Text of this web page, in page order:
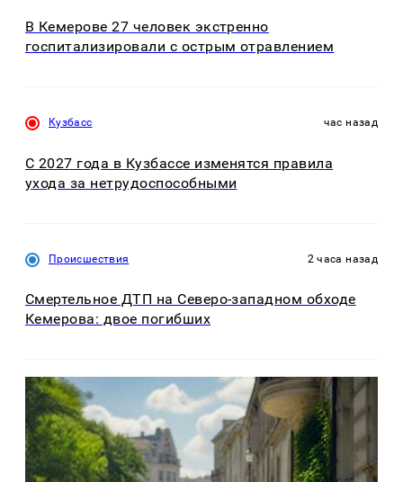
В Кемерове 27 человек экстренно
госпитализировали с острым отравлением
Кузбасс час назад
С 2027 года в Кузбассе изменятся правила
ухода за нетрудоспособными
Происшествия 2 часа назад
Смертельное ДТП на Северо-западном обходе
Кемерова: двое погибших